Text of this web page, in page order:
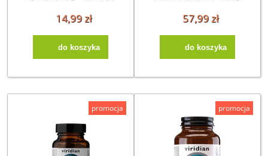
14,99 zł
do koszyka
57,99 zł
do koszyka
promocja promocja